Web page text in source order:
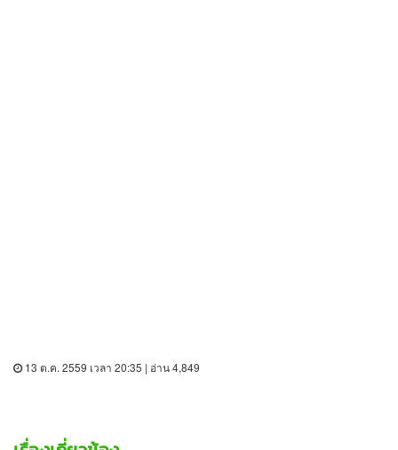
13 ต.ค. 2559 เวลา 20:35 | อ่าน 4,849